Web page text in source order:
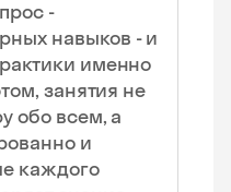
-
навыков - и
именно
занятия не
обо всем, а
и
каждого